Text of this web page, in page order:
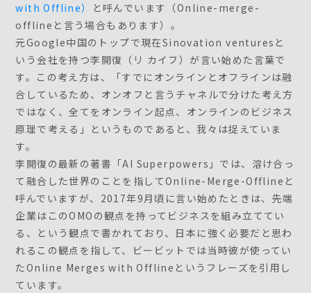
with Offline）
と呼んでいます（Online-merge-
offlineと言う場合もあります）。
元Google中国のトップで現在Sinovation venturesと
いう会社を持つ李開復（リ カイフ）が言い始めた言葉で
す。この考え方は、「すでにオンラインとオフラインは融
合しているため、オンオフと言うチャネルで分けた考え方
ではなく、全てをオンライン起点、オンラインのビジネス
原理で考える」というものであると、我々は捉えていま
す。
李開復の最新の著書「AI Superpowers」では、溶け合っ
て融合した世界のことを指してOnline-Merge-Offlineと
呼んでいますが、2017年9月頃に言い始めたときは、先端
企業はこのOMOの観点を持ってビジネスを組み立ててい
る、という観点で書かれており、日本に強く必要だと思わ
れるこの観点を指して、ビービットでは当時彼が使ってい
たOnline Merges with Offlineというフレーズを引用し
ています。